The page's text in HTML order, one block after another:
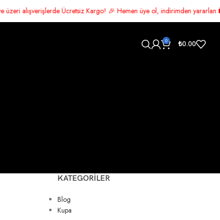
Kargo! 🎉 Hemen üye ol, indirimden yararlan 🛍️ Şimdi alışveriş yap!
0 ₺0.00
KATEGORILER
Blog
Kupa